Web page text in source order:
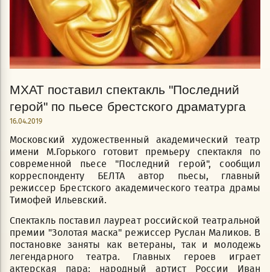
МХАТ поставил спектакль "Последний
герой" по пьесе брестского драматурга
16.04.2019
Московский художественный академический театр
имени М.Горького готовит премьеру спектакля по
современной пьесе "Последний герой", сообщил
корреспонденту БЕЛТА автор пьесы, главный
режиссер Брестского академического театра драмы
Тимофей Ильевский.
Спектакль поставил лауреат российской театральной
премии "Золотая маска" режиссер Руслан Маликов. В
постановке заняты как ветераны, так и молодежь
легендарного театра. Главных героев играет
актерская пара: народный артист России Иван